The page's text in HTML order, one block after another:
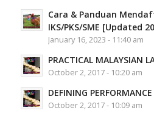
Cara & Panduan
IKS/PKS/SME [Updated
January 16, 2023 - 11:40 am
PRACTICAL MALAYSIAN
October 2, 2017 - 10:20 am
DEFINING
October 2, 2017 - 10:09 am